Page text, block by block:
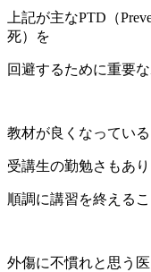
上記が主なPTD （
死）を
回避するために重要
教材が良くなっている
受講生の勤勉さもあ
順調に講習を終える
外傷に不慣れと思う